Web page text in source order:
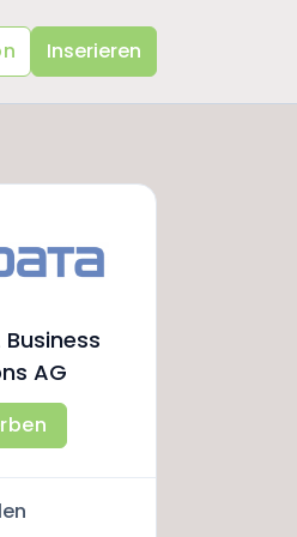
Inserieren
Business
AG